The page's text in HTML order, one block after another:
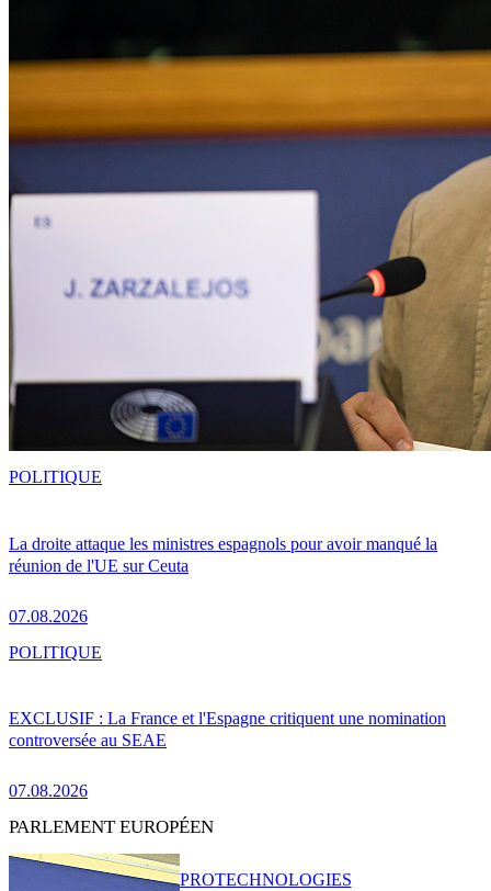
La droite attaque les ministres espagnols pour avoir manqué la
réunion de l'UE sur Ceuta
07.08.2026
POLITIQUE
EXCLUSIF : La France et l'Espagne critiquent une nomination
controversée au SEAE
07.08.2026
POLITIQUE
PARLEMENT EUROPÉEN
PROTECHNOLOGIES